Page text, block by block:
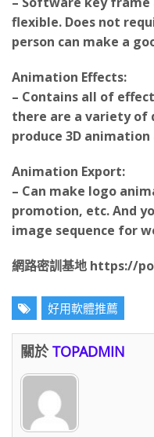
flexible. Does not
person can make a
– Contains all of
there are a variety of
produce 3D animation
– Can make logo
promotion, etc. And
image sequence for
好用軟體推薦
關於 TOPADMIN